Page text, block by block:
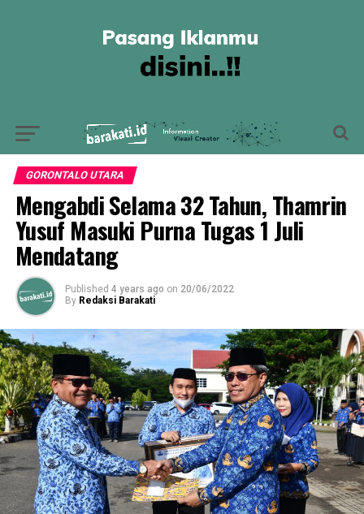
GORONTALO UTARA
Mengabdi Selama 32 Tahun, Thamrin
Yusuf Masuki Purna Tugas 1 Juli
Mendatang
Published 4 years ago on 20/06/2022
By Redaksi Barakati